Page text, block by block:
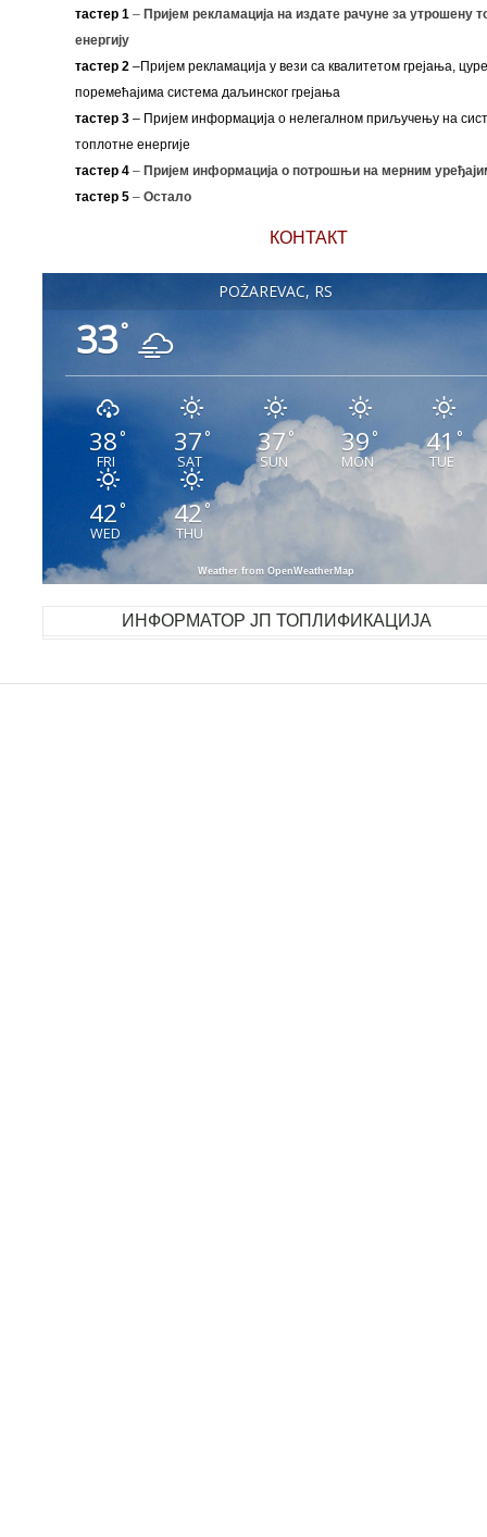
тастер 1–Пријем рекламација на издате рачуне за утрошену
енергију
тастер 2–Пријем рекламација у вези са квалитетом грејања,
поремећајима система даљинског грејања
тастер 3– Пријем информација о нелегалном приључењу на
топлотне енергије
тастер 4 – Пријем информација о потрошњи на мерним
тастер 5 – Остало
КОНТАКТ
POŽAREVAC, RS
33°
38°
FRI
37 °
SAT
37°
SUN
39 °
MON
41°
TUE
42°
WED
42°
THU
Weather from OpenWeatherMap
ИНФОРМАТОР ЈП ТОПЛИФИКАЦИЈА